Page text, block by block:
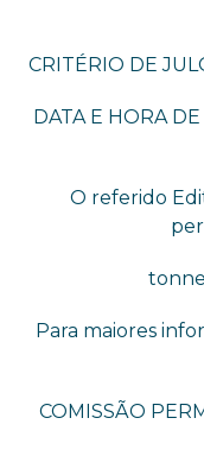
CRITÉRIO DE
DATA E HORA
O referido
Para maiores
COMISSÃO